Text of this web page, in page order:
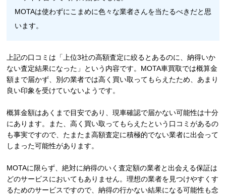
MOTAは使わずにこまめに色々な業者さんを当たるべきだと思
います。
上記の口コミは「上位3社の高額査定に絞るとあるのに、納得いか
ない査定結果になった」という内容です。MOTA車買取では概算金
額まで届かず、別の業者では高く買い取ってもらえたため、あまり
良い印象を受けていないようです。
概算金額はあくまで目安であり、現車確認で届かない可能性は十分
にあります。また、高く買い取ってもらえたという口コミがあるの
も事実ですので、たまたま高額査定に積極的でない業者に出会って
しまった可能性があります。
MOTAに限らず、絶対に納得のいく査定額の業者と出会える保証は
どのサービスにおいてもありません。理想の業者を見つけやすくす
るためのサービスですので、納得の行かない結果になる可能性も念